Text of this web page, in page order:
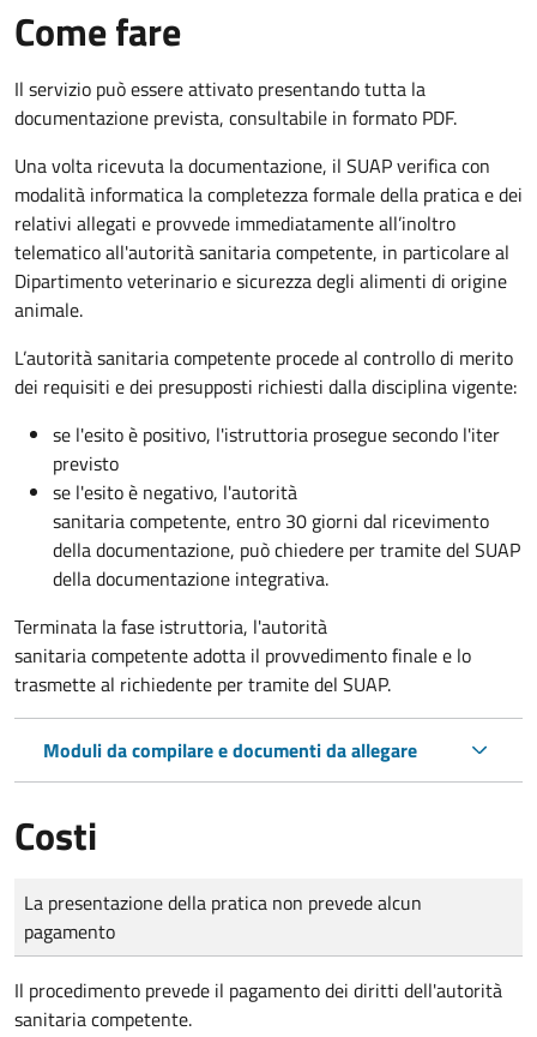
Come fare
Il servizio può essere attivato presentando tutta la
documentazione prevista, consultabile in formato PDF.
Una volta ricevuta la documentazione, il SUAP verifica con
modalità informatica la completezza formale della pratica e dei
relativi allegati e provvede immediatamente all’inoltro
telematico all'autorità sanitaria competente, in particolare al
Dipartimento veterinario e sicurezza degli alimenti di origine
animale.
L’autorità sanitaria competente procede al controllo di merito
dei requisiti e dei presupposti richiesti dalla disciplina vigente:
se l'esito è positivo, l'istruttoria prosegue secondo l'iter
previsto
se l'esito è negativo, l'autorità
sanitaria competente, entro 30 giorni dal ricevimento
della documentazione, può chiedere per tramite del SUAP
della documentazione integrativa.
Terminata la fase istruttoria, l'autorità
sanitaria competente adotta il provvedimento finale e lo
trasmette al richiedente per tramite del SUAP.
Moduli da compilare e documenti da allegare
Costi
Tipo di pagamento
Importo
La presentazione della pratica non prevede alcun
pagamento
Il procedimento prevede il pagamento dei diritti dell'autorità
sanitaria competente.